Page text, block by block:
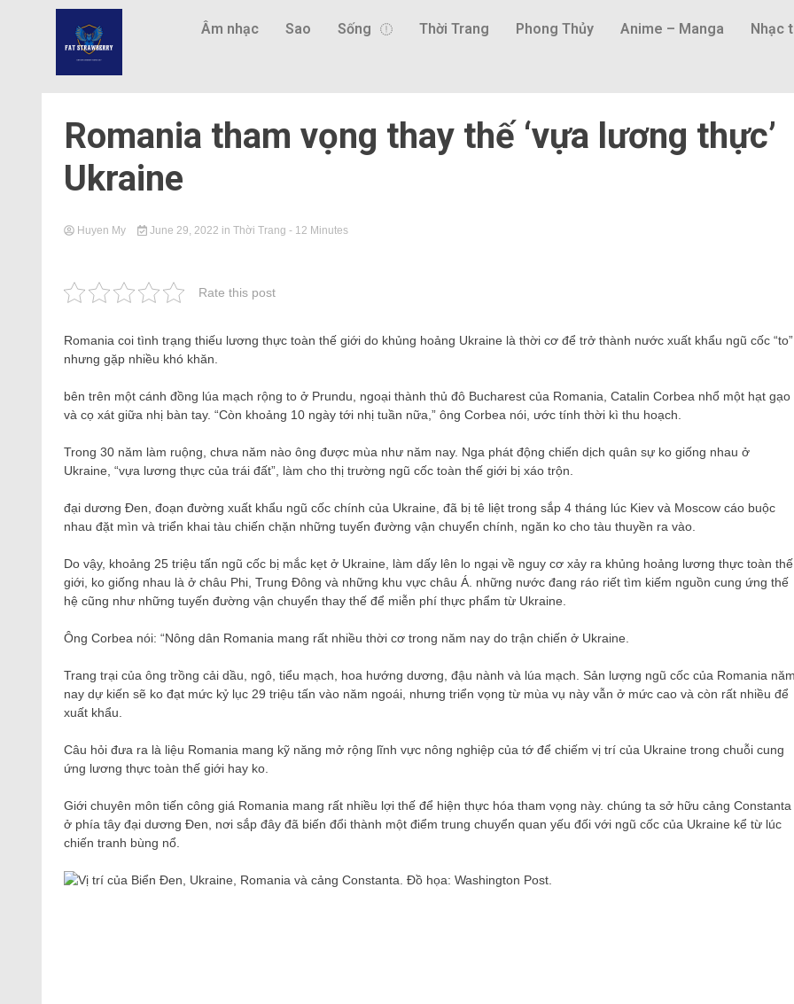
Âm nhạc Sao Sống Thời Trang Phong Thủy Anime – Manga Nhạc
Romania tham vọng thay thế ‘vựa lương thực’
Ukraine
Huyen My June 29, 2022 in Thời Trang - 12 Minutes
Rate this post
Romania coi tình trạng thiếu lương thực toàn thế giới do khủng hoảng Ukraine là thời cơ để trở thành nước xuất khẩu ngũ cốc
nhưng gặp nhiều khó khăn.
bên trên một cánh đồng lúa mạch rộng to ở Prundu, ngoại thành thủ đô Bucharest của Romania, Catalin Corbea nhổ một hạt gạo
và cọ xát giữa nhị bàn tay. “Còn khoảng 10 ngày tới nhị tuần nữa,” ông Corbea nói, ước tính thời kì thu hoạch.
Trong 30 năm làm ruộng, chưa năm nào ông được mùa như năm nay. Nga phát động chiến dịch quân sự ko giống nhau ở
Ukraine, “vựa lương thực của trái đất”, làm cho thị trường ngũ cốc toàn thế giới bị xáo trộn.
đại dương Đen, đoạn đường xuất khẩu ngũ cốc chính của Ukraine, đã bị tê liệt trong sắp 4 tháng lúc Kiev và Moscow cáo buộc
nhau đặt mìn và triển khai tàu chiến chặn những tuyến đường vận chuyển chính, ngăn ko cho tàu thuyền ra vào.
Do vậy, khoảng 25 triệu tấn ngũ cốc bị mắc kẹt ở Ukraine, làm dấy lên lo ngại về nguy cơ xảy ra khủng hoảng lương thực toàn thế
giới, ko giống nhau là ở châu Phi, Trung Đông và những khu vực châu Á. những nước đang ráo riết tìm kiếm nguồn cung ứng thế
hệ cũng như những tuyến đường vận chuyển thay thế để miễn phí thực phẩm từ Ukraine.
Ông Corbea nói: “Nông dân Romania mang rất nhiều thời cơ trong năm nay do trận chiến ở Ukraine.
Trang trại của ông trồng cải dầu, ngô, tiểu mạch, hoa hướng dương, đậu nành và lúa mạch. Sản lượng ngũ cốc của Romania
nay dự kiến ​​sẽ ko đạt mức kỷ lục 29 triệu tấn vào năm ngoái, nhưng triển vọng từ mùa vụ này vẫn ở mức cao và còn rất nhiều để
xuất khẩu.
Câu hỏi đưa ra là liệu Romania mang kỹ năng mở rộng lĩnh vực nông nghiệp của tớ để chiếm vị trí của Ukraine trong chuỗi cung
ứng lương thực toàn thế giới hay ko.
Giới chuyên môn tiến công giá Romania mang rất nhiều lợi thế để hiện thực hóa tham vọng này. chúng ta sở hữu cảng Constanta
ở phía tây đại dương Đen, nơi sắp đây đã biến đổi thành một điểm trung chuyển quan yếu đối với ngũ cốc của Ukraine kể từ lúc
chiến tranh bùng nổ.